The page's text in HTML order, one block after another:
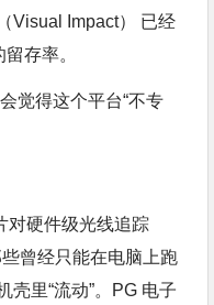
Visual Impact） 已经
存率。
觉得这个平台“不专
对硬件级光线追踪
曾经只能在电脑上跑
壳里“流动”。PG 电子